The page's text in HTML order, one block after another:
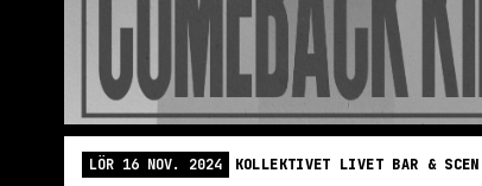
LÖR 16 NOV. 2024 KOLLEKTIVET LIVET BAR & SCEN